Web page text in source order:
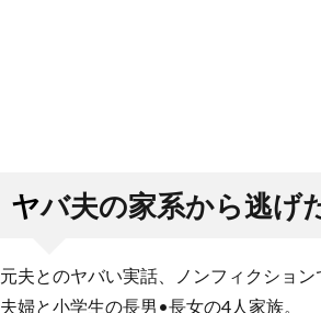
ヤバ夫の家系から逃げ
元夫とのヤバい実話、ノンフィクション
夫婦と小学生の長男•長女の4人家族。